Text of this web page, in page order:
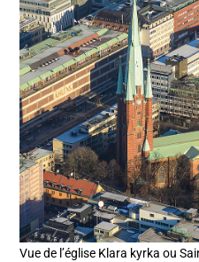
Vue de l’église Klara kyrka ou